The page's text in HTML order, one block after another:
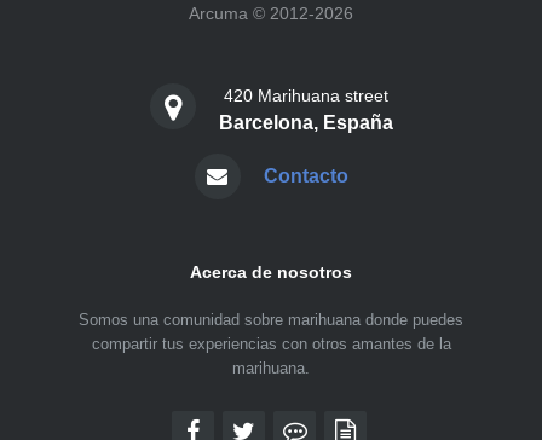
Arcuma © 2012-2026
420 Marihuana street
Barcelona, España
Contacto
Acerca de nosotros
Somos una comunidad sobre marihuana donde puedes
compartir tus experiencias con otros amantes de la
marihuana.